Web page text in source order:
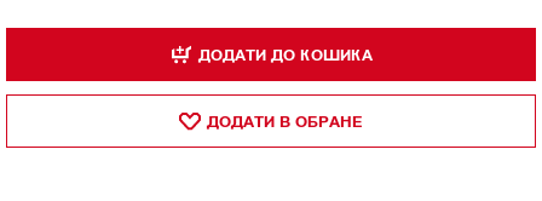
ДОДАТИ ДО КОШИКА
ДОДАТИ В ОБРАНЕ